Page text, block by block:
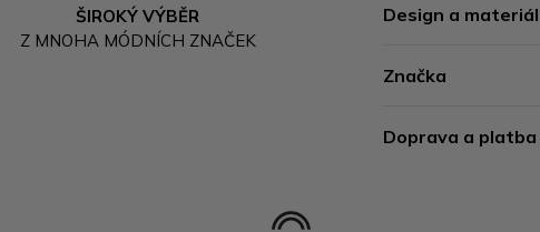
ŠIROKÝ VÝBĚR
Z MNOHA MÓDNÍCH ZNAČEK
Design a materiál
Značka
Doprava a platba